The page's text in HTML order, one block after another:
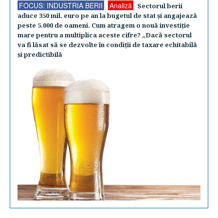
FOCUS: INDUSTRIA BERII Analiză
Sectorul berii
aduce 350 mil. euro pe an la bugetul de stat şi angajează
peste 5.000 de oameni. Cum atragem o nouă investiţie
mare pentru a multiplica aceste cifre? „Dacă sectorul
va fi lăsat să se dezvolte în condiţii de taxare echitabilă
şi predictibilă